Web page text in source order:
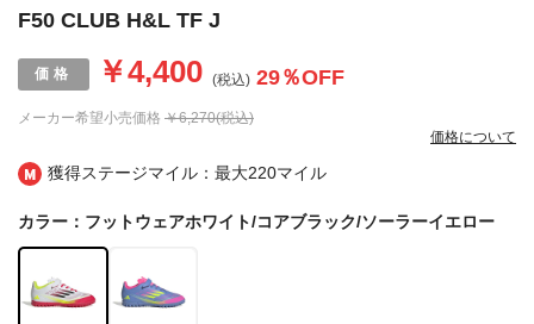
獲得ステージマイル：最大220マイル
F50 CLUB H&L TF J
メーカー希望小売価格 ￥6,270(税込)
￥4,400 (税込) 29％OFF
価格について
カラー：フットウェアホワイト/コアブラック/ソーラーイエロー